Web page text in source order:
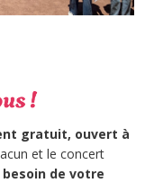
gratuit, ouvert à
et le concert
de votre